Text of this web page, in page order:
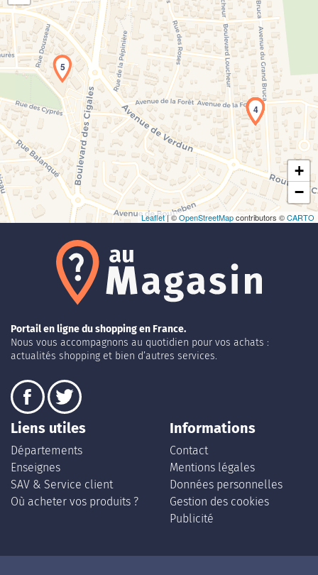
Chargement de la carte en cours...
1
2
3
4
5
+
−
Leaflet| ©OpenStreetMapcontributors ©CARTO
Portail en ligne du shopping en France.
Nous vous accompagnons au quotidien pour vos achats :
actualités shopping et bien d’autres services.
Liens utiles
Départements
Enseignes
SAV & Service client
Où acheter vos produits ?
Informations
Contact
Mentions légales
Données personnelles
Gestion des cookies
Publicité